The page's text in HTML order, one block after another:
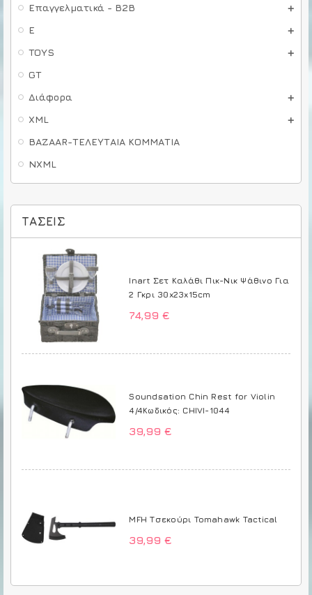
Επαγγελματικά - B2B
E
TOYS
GT
Διάφορα
XML
BAZAAR-ΤΕΛΕΥΤΑΙΑ ΚΟΜΜΑΤΙΑ
NXML
ΤΆΣΕΙΣ
Inart Σετ Καλάθι Πικ-Νικ Ψάθινο Για
2 Γκρι 30x23x15cm
74,99 €
Soundsation Chin Rest for Violin
4/4Κωδικός: CHIVI-1044
39,99 €
MFH Τσεκούρι Tomahawk Tactical
39,99 €